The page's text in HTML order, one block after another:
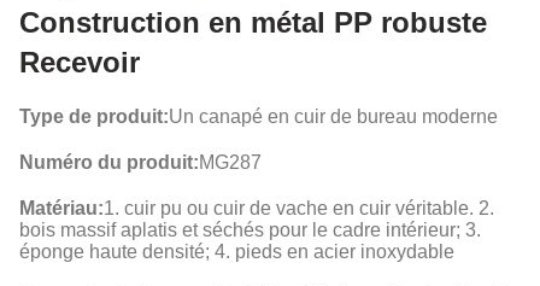
Construction en métal PP robuste
Recevoir
Type de produit:Un canapé en cuir de bureau moderne
Numéro du produit:MG287
Matériau:1. cuir pu ou cuir de vache en cuir véritable. 2.
bois massif aplatis et séchés pour le cadre intérieur; 3.
éponge haute densité; 4. pieds en acier inoxydable